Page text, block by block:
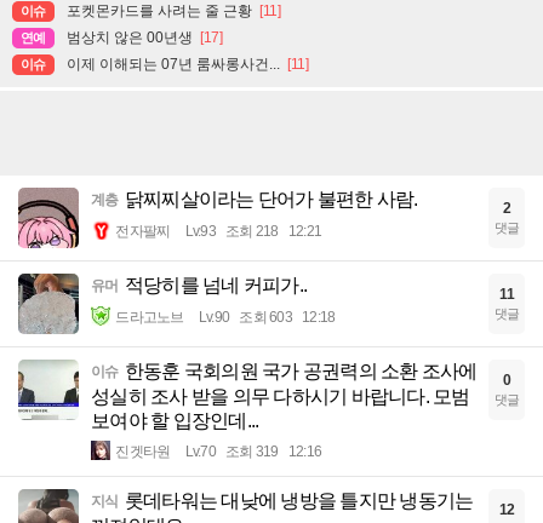
이슈 포켓몬카드를 사려는 줄 근황 [11]
연예 범상치 않은 00년생 [17]
이슈 이제 이해되는 07년 룸싸롱사건... [11]
계층 닭찌찌살이라는 단어가 불편한 사람.
전자팔찌 Lv.93 조회 218 12:21
2
댓글
유머 적당히를 넘네 커피가..
드라고노브 Lv.90 조회 603 12:18
11
댓글
이슈 한동훈 국회의원 국가 공권력의 소환 조사에
성실히 조사 받을 의무 다하시기 바랍니다. 모범
보여야 할 입장인데...
진겟타원 Lv.70 조회 319 12:16
0
댓글
지식 롯데타워는 대낮에 냉방을 틀지만 냉동기는
12